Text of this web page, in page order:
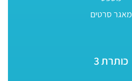
מאגר סרטים
כותרת 3